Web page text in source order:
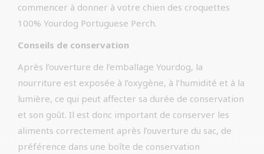
commencer à donner à votre chien des croquettes
100% Yourdog Portuguese Perch.
Conseils de conservation
Après l’ouverture de l’emballage Yourdog, la
nourriture est exposée à l’oxygène, à l’humidité et à la
lumière, ce qui peut affecter sa durée de conservation
et son goût. Il est donc important de conserver les
aliments correctement après l’ouverture du sac, de
préférence dans une boîte de conservation